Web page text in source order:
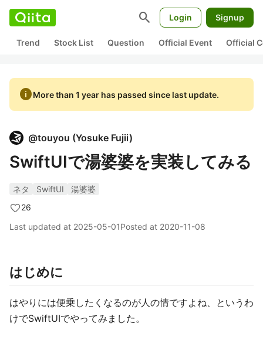
search Login Signup
Trend Stock List Question Official Event Official
infoMore than 1 year has passed since last update.
@touyou (Yosuke Fujii)
SwiftUIで湯婆婆を実装してみる
ネタ SwiftUI
湯婆婆
26
Last updated at 2025-05-01Posted at 2020-11-08
はじめに
はやりには便乗したくなるのが人の情ですよね、というわ
けでSwiftUIでやってみました。